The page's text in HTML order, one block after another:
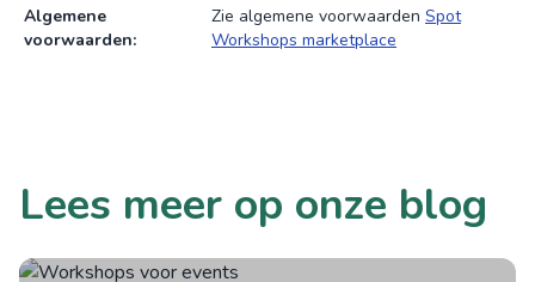
Algemene
voorwaarden:
Zie algemene voorwaarden Spot
Workshops marketplace
Lees meer op onze blog